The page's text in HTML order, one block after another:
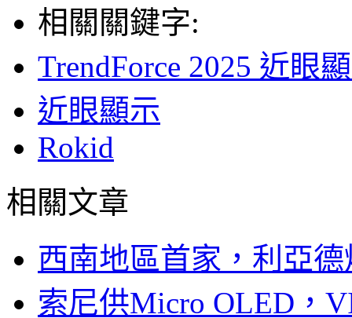
相關關鍵字:
TrendForce 2025 近眼
近眼顯示
Rokid
相關文章
西南地區首家，利亞
索尼供Micro OLED，